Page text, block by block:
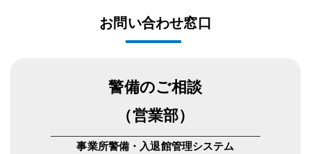
お問い合わせ窓口
警備のご相談
（営業部）
事業所警備・入退館管理システム